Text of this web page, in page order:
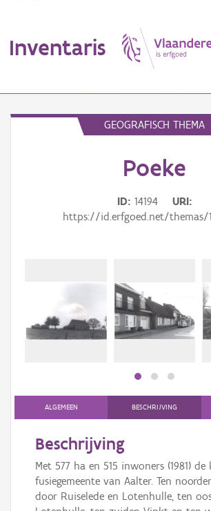
Inventaris
Persoon of collectief
Aanmelden
GEOGRAFISCH THEMA
Poeke
ID 14194
URI
https://id.erfgoed.net/themas/
ALGEMEEN BESCHRIJVING
Beschrijving
Met 577 ha en 515 inwoners (1981) de
fusiegemeente van Aalter. Ten
door Ruiselede en Lotenhulle, ten